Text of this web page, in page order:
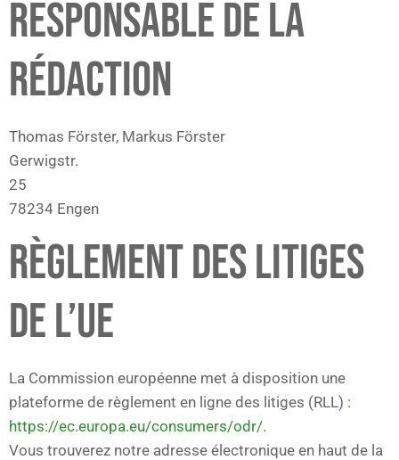
RESPONSABLE DE LA
RÉDACTION
Thomas Förster, Markus Förster
Gerwigstr.
25
78234 Engen
RÈGLEMENT DES LITIGES
DE L’UE
La Commission européenne met à disposition une
plateforme de règlement en ligne des litiges (RLL) :
https://ec.europa.eu/consumers/odr/.
Vous trouverez notre adresse électronique en haut de la